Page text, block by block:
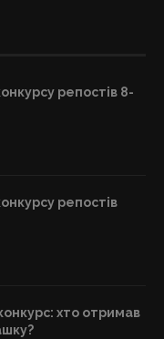
репостів 8-
репостів
хто отримав